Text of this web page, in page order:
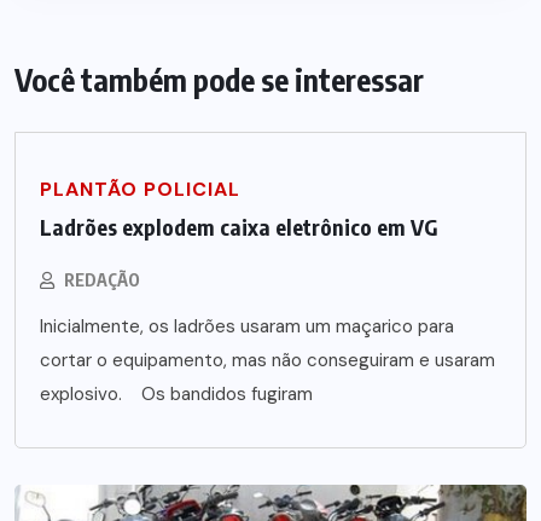
Você também pode se interessar
PLANTÃO POLICIAL
Ladrões explodem caixa eletrônico em VG
REDAÇÃO
Inicialmente, os ladrões usaram um maçarico para
cortar o equipamento, mas não conseguiram e usaram
explosivo. Os bandidos fugiram